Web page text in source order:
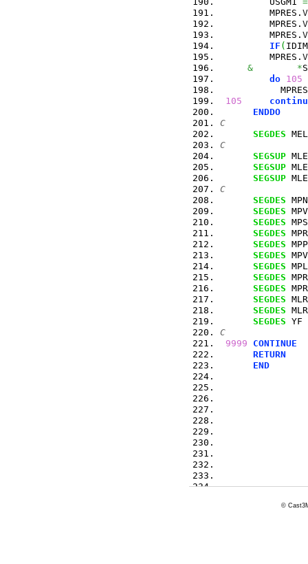
         MPRES.
         MPRES.
         MPRES.
IF (
         MPRES.
&
*
do 105
105
ENDDO
C
SEGDES
C
SEGSUP
SEGSUP
SEGSUP
C
SEGDES
SEGDES
SEGDES
SEGDES
SEGDES
SEGDES
SEGDES
SEGDES
SEGDES
SEGDES
SEGDES
SEGDES YF
C
9999
CONTINUE
RETURN
END
©